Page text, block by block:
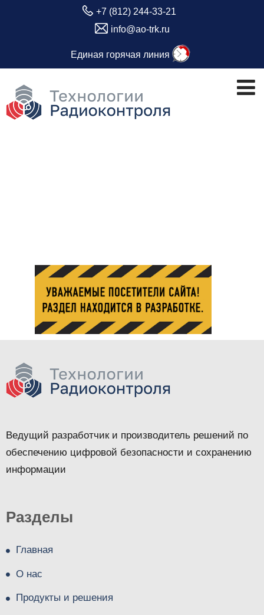
+7 (812) 244-33-21
info@ao-trk.ru
Единая горячая линия
Ведущий разработчик и производитель решений по
обеспечению цифровой безопасности и сохранению
информации
Разделы
Главная
О нас
Продукты и решения